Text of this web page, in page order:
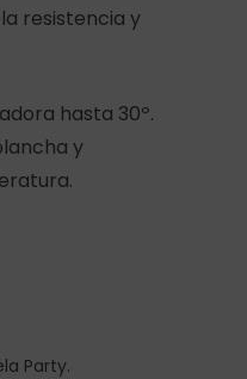
resistencia y
hasta 30º.
y
Party.